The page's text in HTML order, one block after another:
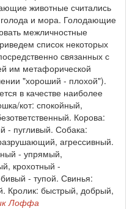
животные считались
и мора. Голодающие
межличностные
список некоторых
связанных с
им метафорической
"хороший - плохой").
в качестве наиболее
кот: спокойный,
Корова:
- пугливый. Собака:
агрессивный.
- упрямый,
крохотный -
- тупой. Свинья:
Кролик: быстрый, добрый,
Лоффа